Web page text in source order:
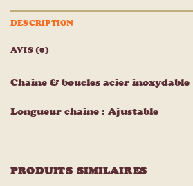
DESCRIPTION
AVIS (0)
Chaine & boucles acier inoxydable
Longueur chaine : Ajustable
PRODUITS SIMILAIRES